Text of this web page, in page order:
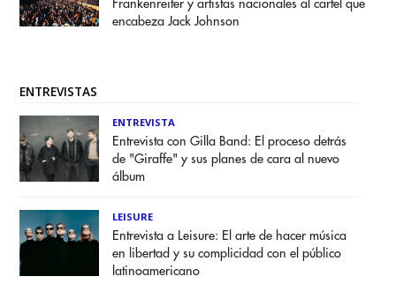
Frankenreiter y artistas nacionales al cartel que
encabeza Jack Johnson
ENTREVISTAS
ENTREVISTA
Entrevista con Gilla Band: El proceso detrás
de "Giraffe" y sus planes de cara al nuevo
álbum
LEISURE
Entrevista a Leisure: El arte de hacer música
en libertad y su complicidad con el público
latinoamericano